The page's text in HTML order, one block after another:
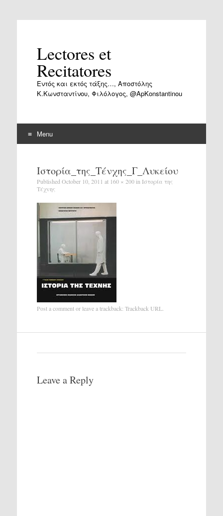
Lectores et
Recitatores
Εντός και εκτός τάξης…, Αποστόλης
Κ.Κωνσταντίνου, Φιλόλογος, @ApKonstantinou
Menu
contentΙστορία_της_Τένχης_Γ_Λυκείου
Published October 10, 2011 at 160 × 200in Ιστορία της
Τέχνης
Post a commentor leave a trackback: Trackback URL.
Leave a Reply